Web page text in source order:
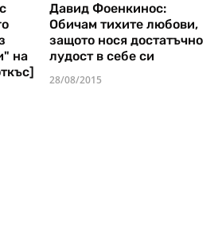
на
Давид Фоенкинос:
Обичам тихите любови,
защото нося достатъчно
лудост в себе си
28/08/2015